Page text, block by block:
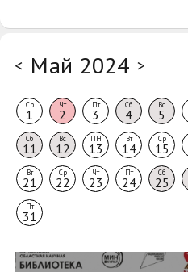
< Май 2024 >
Ср
1
Чт
2
Пт
3
Сб
4
Вс
5
Сб
11
Вс
12
ПН
13
Вт
14
Ср
15
Вт
21
Ср
22
Чт
23
Пт
24
Сб
25
Пт
31